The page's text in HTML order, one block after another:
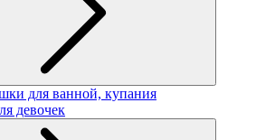
для ванной, купания
девочек